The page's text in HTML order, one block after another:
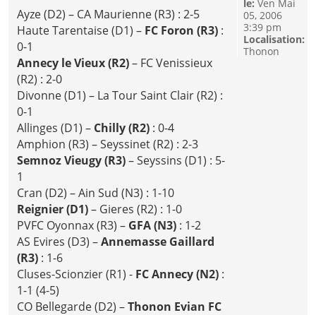
Ayze (D2) – CA Maurienne (R3) : 2-5
Haute Tarentaise (D1) – FC Foron (R3) :
0-1
Annecy le Vieux (R2)– FC Venissieux
(R2) : 2-0
Divonne (D1) – La Tour Saint Clair (R2) :
0-1
Allinges (D1) – Chilly (R2) : 0-4
Amphion (R3) – Seyssinet (R2) : 2-3
Semnoz Vieugy (R3)– Seyssins (D1) : 5-
1
Cran (D2) – Ain Sud (N3) : 1-10
Reignier (D1)– Gieres (R2) : 1-0
PVFC Oyonnax (R3) – GFA (N3) : 1-2
AS Evires (D3) –Annemasse Gaillard
(R3) : 1-6
Cluses-Scionzier (R1) - FC Annecy (N2) :
1-1 (4-5)
CO Bellegarde (D2) –Thonon Evian FC
le: Ven Mai
05, 2006
3:39 pm
Localisation:
Thonon